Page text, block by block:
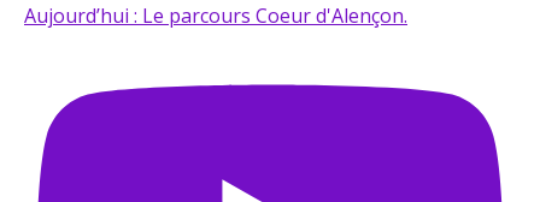
Aujourd’hui : Le parcours Coeur d'Alençon.